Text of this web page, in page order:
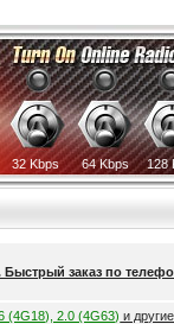
32 Kbps 64 Kbps 128
Быстрый заказ по
(4G18), 2.0 (4G63) и